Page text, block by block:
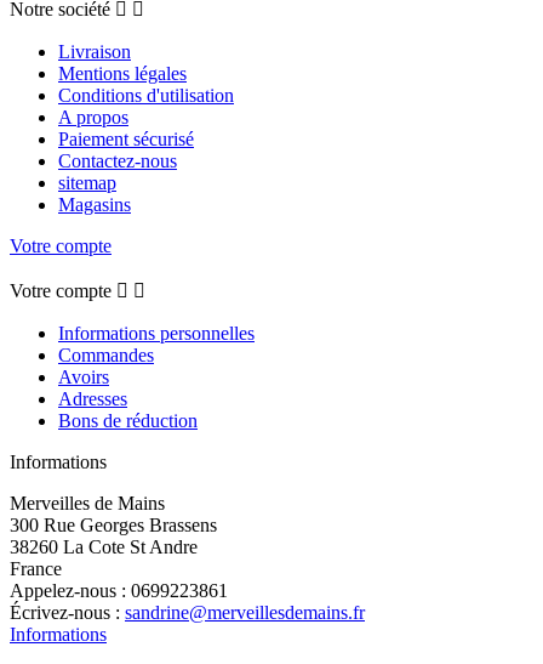
Notre société  
Livraison
Mentions légales
Conditions d'utilisation
A propos
Paiement sécurisé
Contactez-nous
sitemap
Magasins
Votre compte
Votre compte  
Informations personnelles
Commandes
Avoirs
Adresses
Bons de réduction
Informations
Merveilles de Mains
300 Rue Georges Brassens
38260 La Cote St Andre
France
Appelez-nous : 0699223861
Écrivez-nous : sandrine@merveillesdemains.fr
Informations